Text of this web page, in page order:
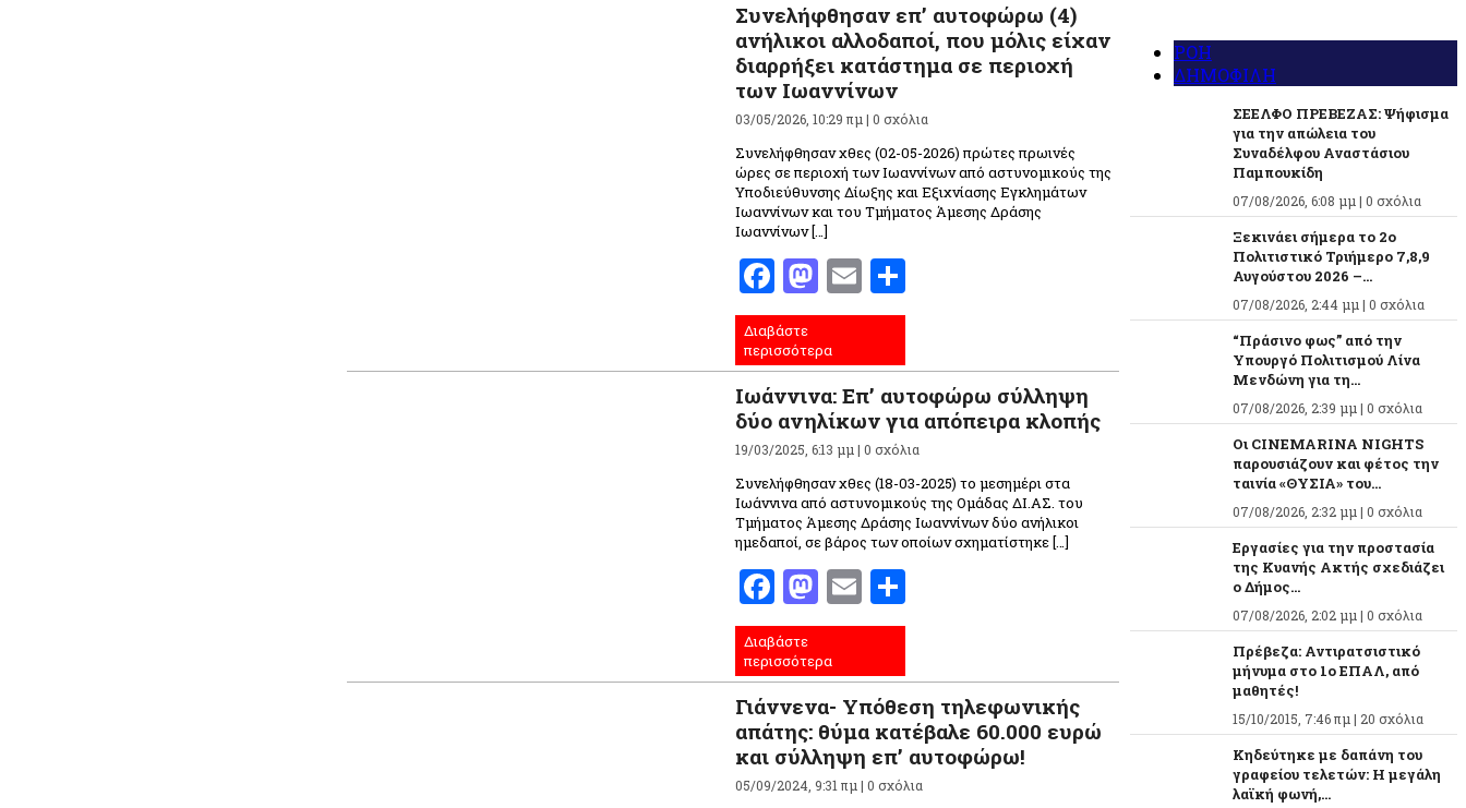
Συνελήφθησαν επ’ αυτοφώρω (4)
ανήλικοι αλλοδαποί, που μόλις είχαν
διαρρήξει κατάστημα σε περιοχή
των Ιωαννίνων
03/05/2026, 10:29 πμ |0 σχόλια
Συνελήφθησαν χθες (02-05-2026) πρώτες πρωινές
ώρες σε περιοχή των Ιωαννίνων από αστυνομικούς της
Υποδιεύθυνσης Δίωξης και Εξιχνίασης Εγκλημάτων
Ιωαννίνων και του Τμήματος Άμεσης Δράσης
Ιωαννίνων […]
Facebook
Mastodon
Email
Διαβάστε
περισσότερα
Ιωάννινα: Επ’ αυτοφώρω σύλληψη
δύο ανηλίκων για απόπειρα κλοπής
19/03/2025, 6:13 μμ |0 σχόλια
Συνελήφθησαν χθες (18-03-2025) το μεσημέρι στα
Ιωάννινα από αστυνομικούς της Ομάδας ΔΙ.ΑΣ. του
Τμήματος Άμεσης Δράσης Ιωαννίνων δύο ανήλικοι
ημεδαποί, σε βάρος των οποίων σχηματίστηκε […]
Facebook
Mastodon
Email
Διαβάστε
περισσότερα
Γιάννενα- Υπόθεση τηλεφωνικής
απάτης: θύμα κατέβαλε 60.000 ευρώ
και σύλληψη επ’ αυτοφώρω!
05/09/2024, 9:31 πμ |0 σχόλια
ΡΟΗ
ΔΗΜΟΦΙΛΗ
ΣΕΕΛΦΟ ΠΡΕΒΕΖΑΣ: Ψήφισμα
για την απώλεια του
Συναδέλφου Αναστάσιου
Παμπουκίδη
07/08/2026, 6:08 μμ | 0 σχόλια
Ξεκινάει σήμερα το 2ο
Πολιτιστικό Τριήμερο 7,8,9
Αυγούστου 2026 –...
07/08/2026, 2:44 μμ | 0 σχόλια
“Πράσινο φως” από την
Υπουργό Πολιτισμού Λίνα
Μενδώνη για τη...
07/08/2026, 2:39 μμ | 0 σχόλια
Οι CINEMARINA NIGHTS
παρουσιάζουν και φέτος την
ταινία «ΘΥΣΙΑ» του...
07/08/2026, 2:32 μμ | 0 σχόλια
Εργασίες για την προστασία
της Κυανής Ακτής σχεδιάζει
ο Δήμος...
07/08/2026, 2:02 μμ | 0 σχόλια
Πρέβεζα: Αντιρατσιστικό
μήνυμα στο 1ο ΕΠΑΛ, από
μαθητές!
15/10/2015, 7:46 πμ | 20 σχόλια
Κηδεύτηκε με δαπάνη του
γραφείου τελετών: Η μεγάλη
λαϊκή φωνή,...